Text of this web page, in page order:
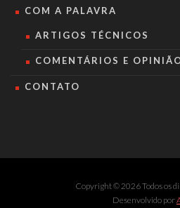
COM A PALAVRA
ARTIGOS TÉCNICOS
COMENTÁRIOS E
CONTATO
Copyright © 2026 Todos os
Desenvolvido por